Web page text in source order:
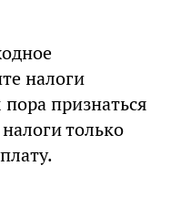
налоги
признаться
только